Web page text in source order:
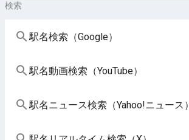
検索
駅名検索（Google）
駅名動画検索（YouTube）
駅名ニュース検索（Yahoo!ニュース）